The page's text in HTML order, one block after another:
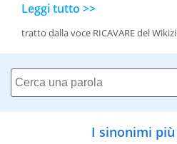
Leggi tutto >>
tratto dalla voce RICAVARE del
I sinonimi